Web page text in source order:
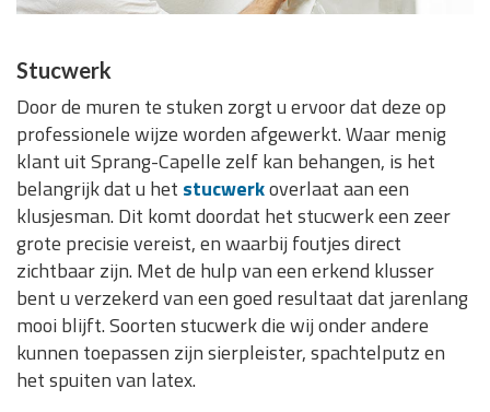
Stucwerk
Door de muren te stuken zorgt u ervoor dat deze op
professionele wijze worden afgewerkt. Waar menig
klant uit Sprang-Capelle zelf kan behangen, is het
belangrijk dat u het stucwerkoverlaat aan een
klusjesman. Dit komt doordat het stucwerk een zeer
grote precisie vereist, en waarbij foutjes direct
zichtbaar zijn. Met de hulp van een erkend klusser
bent u verzekerd van een goed resultaat dat jarenlang
mooi blijft. Soorten stucwerk die wij onder andere
kunnen toepassen zijn sierpleister, spachtelputz en
het spuiten van latex.